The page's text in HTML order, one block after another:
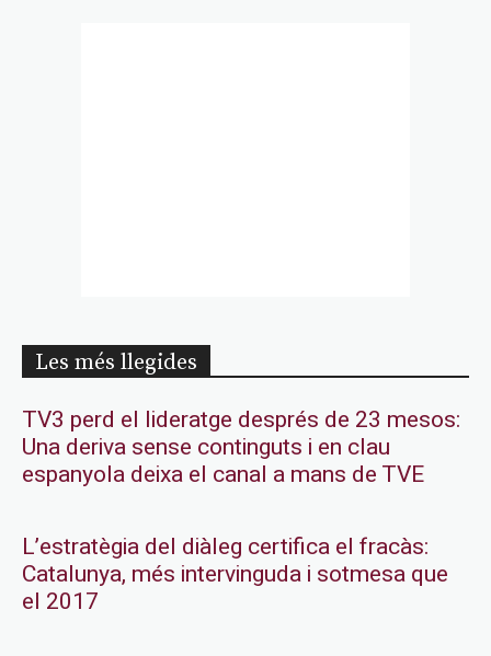
Les més llegides
TV3 perd el lideratge després de 23 mesos:
Una deriva sense continguts i en clau
espanyola deixa el canal a mans de TVE
L’estratègia del diàleg certifica el fracàs:
Catalunya, més intervinguda i sotmesa que
el 2017